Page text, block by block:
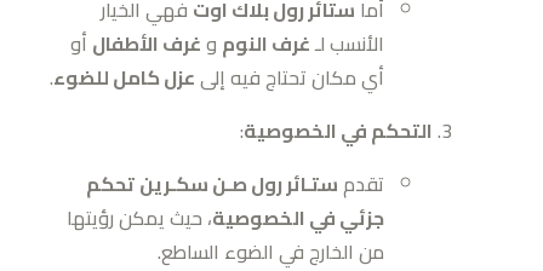
أما ستائر رول بلاك اوت فهي الخيار
الأنسب لـغرف النوم وغرف الأطفال أو
أي مكان تحتاج فيه إلىعزل كامل للضوء.
التحكم في الخصوصية:
تقدمستـائر رول صـن سكـرينتحكم
جزئي في الخصوصية، حيث يمكن رؤيتها
من الخارج في الضوء الساطع.